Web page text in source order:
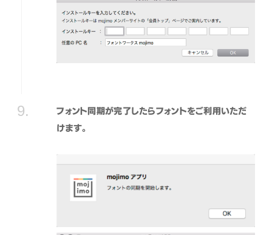
フォント同期が完了したらフォントをご利用いただ
けます。